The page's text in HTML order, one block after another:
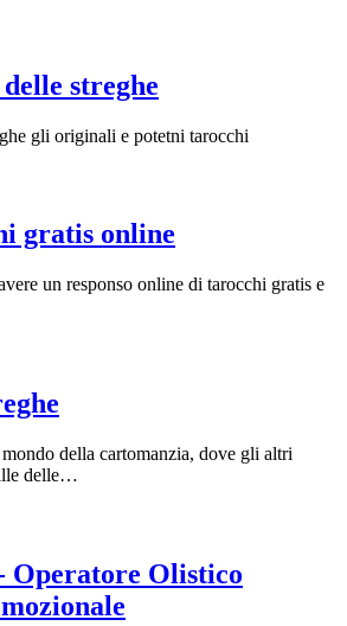
streghe
gli originali e potetni tarocchi
gratis online
un responso online di tarocchi gratis e
della cartomanzia, dove gli altri
delle…
Operatore Olistico